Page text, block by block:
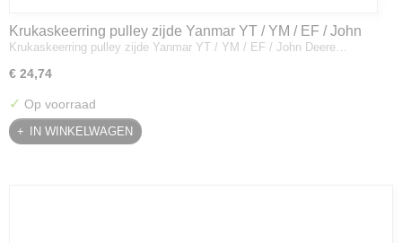
Krukaskeerring pulley zijde Yanmar YT / YM / EF / John
Deere - 119934-01800
Krukaskeerring pulley zijde Yanmar YT / YM / EF / John Deere…
€ 24,74
✓ Op voorraad
IN WINKELWAGEN